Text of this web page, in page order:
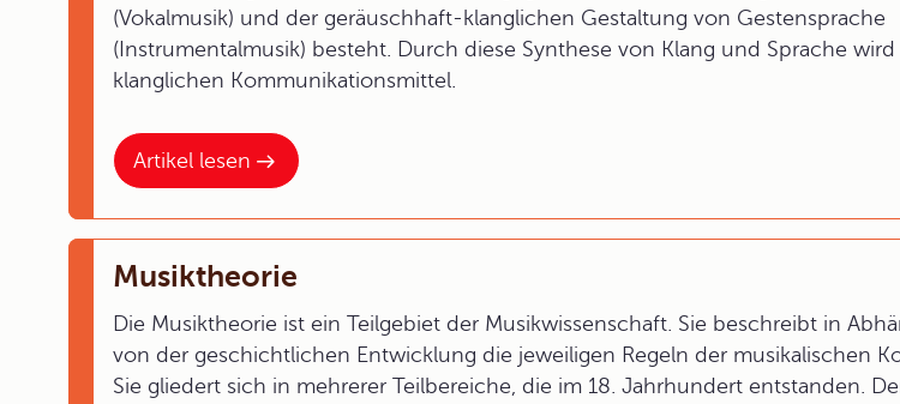
Artikel lesen
(Vokalmusik) und der geräuschhaft-klanglichen Gestaltung von Gestensprache
(Instrumentalmusik) besteht. Durch diese Synthese von Klang und Sprache
klanglichen Kommunikationsmittel.
Musiktheorie
Die Musiktheorie ist ein Teilgebiet der Musikwissenschaft. Sie beschreibt in
von der geschichtlichen Entwicklung die jeweiligen Regeln der musikalischen
Sie gliedert sich in mehrerer Teilbereiche, die im 18. Jahrhundert entstanden.